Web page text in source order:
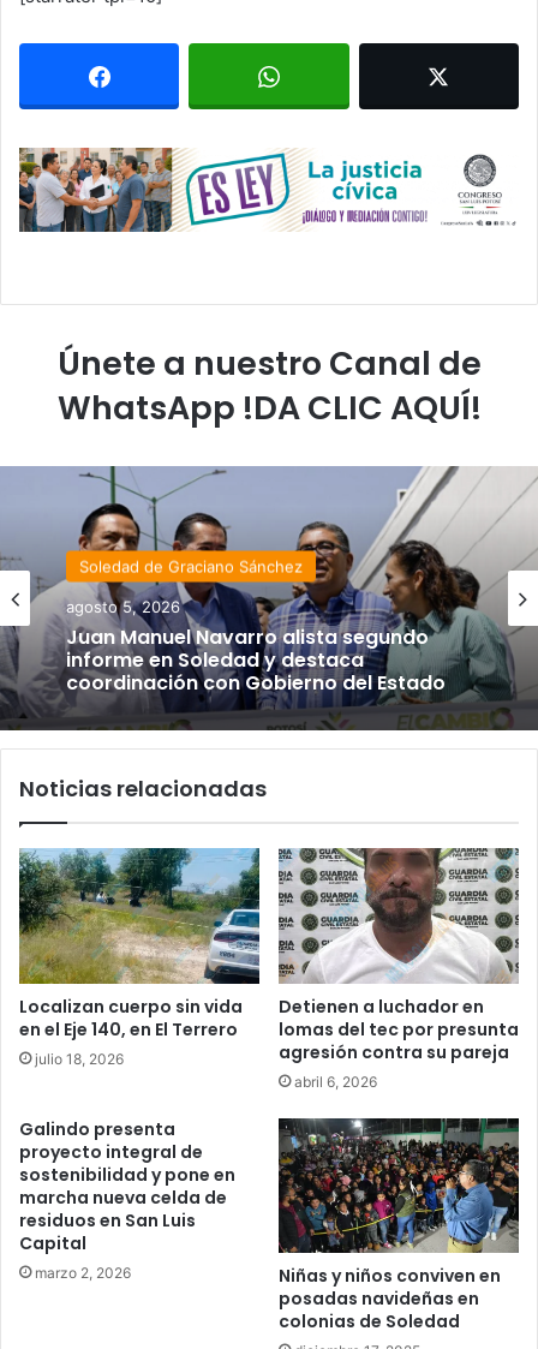
Únete a nuestro Canal de
WhatsApp !DA CLIC AQUÍ!
Soledad de Graciano Sánchez
agosto 5, 2026
Juan Manuel Navarro alista segundo
informe en Soledad y destaca
coordinación con Gobierno del Estado
Noticias relacionadas
Localizan cuerpo sin vida
en el Eje 140, en El Terrero
julio 18, 2026
Detienen a luchador en
lomas del tec por presunta
agresión contra su pareja
abril 6, 2026
Galindo presenta
proyecto integral de
sostenibilidad y pone en
marcha nueva celda de
residuos en San Luis
Capital
marzo 2, 2026
Niñas y niños conviven en
posadas navideñas en
colonias de Soledad